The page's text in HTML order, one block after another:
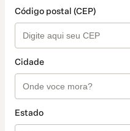
Código postal (CEP)
Cidade
Estado